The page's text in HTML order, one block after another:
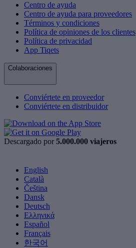
Centro de ayuda
Centro de ayuda para proveedores
Términos y condiciones
Política de opiniones de los clientes
Política de privacidad
App Tiqets
Colaboraciones
Conviértete en proveedor
Conviértete en distribuidor
Descargado por 5.000.000 viajeros
English
Català
Čeština
Dansk
Deutsch
Ελληνικά
Español
Français
한국어